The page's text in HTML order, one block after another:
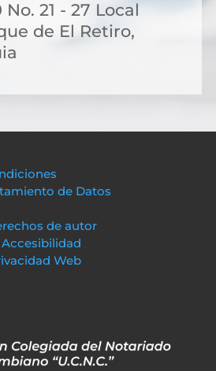
No. 21 - 27 Local
de El Retiro,
de Datos
de autor
Web